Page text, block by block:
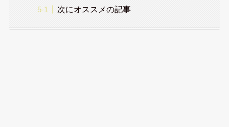
次にオススメの記事